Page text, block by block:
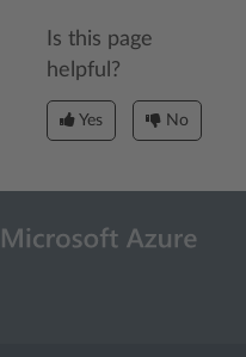
Is this page
helpful?
Yes No